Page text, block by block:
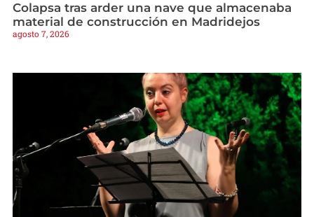
Colapsa tras arder una nave que almacenaba
material de construcción en Madridejos
agosto 7, 2026